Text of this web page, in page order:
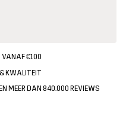
VANAF €100
KWALITEIT
MEER DAN 840.000 REVIEWS